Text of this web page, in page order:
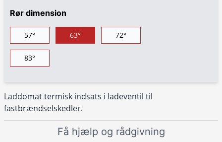
Laddomat termisk indsats i ladeventil til
fastbrændselskedler.
Rør dimension
57° 63° 72°
83°
Få hjælp og rådgivning